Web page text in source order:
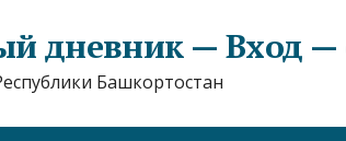
дневник — Вход —
Башкортостан